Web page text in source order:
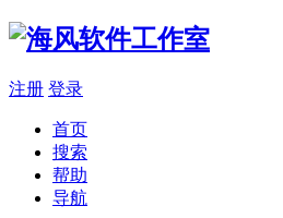
注册 登录
首页
搜索
帮助
导航